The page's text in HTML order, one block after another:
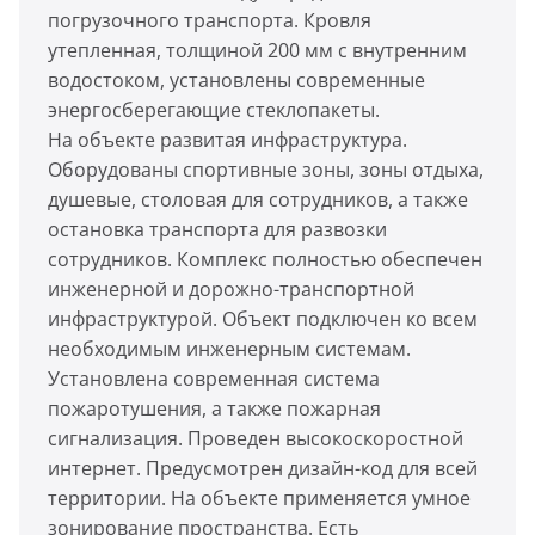
погрузочного транспорта. Кровля
утепленная, толщиной 200 мм с внутренним
водостоком, установлены современные
энергосберегающие стеклопакеты.
На объекте развитая инфраструктура.
Оборудованы спортивные зоны, зоны отдыха,
душевые, столовая для сотрудников, а также
остановка транспорта для развозки
сотрудников. Комплекс полностью обеспечен
инженерной и дорожно-транспортной
инфраструктурой. Объект подключен ко всем
необходимым инженерным системам.
Установлена современная система
пожаротушения, а также пожарная
сигнализация. Проведен высокоскоростной
интернет. Предусмотрен дизайн-код для всей
территории. На объекте применяется умное
зонирование пространства. Есть